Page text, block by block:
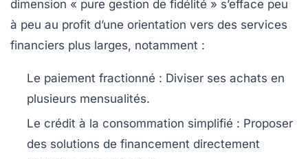
dimension « pure gestion de fidélité » s’efface peu
à peu au profit d’une orientation vers des services
financiers plus larges, notamment :
Le paiement fractionné : Diviser ses achats en
plusieurs mensualités.
Le crédit à la consommation simplifié : Proposer
des solutions de financement directement